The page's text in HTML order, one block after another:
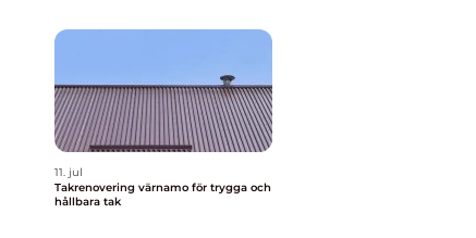
11. jul
Takrenovering värnamo för trygga och
hållbara tak